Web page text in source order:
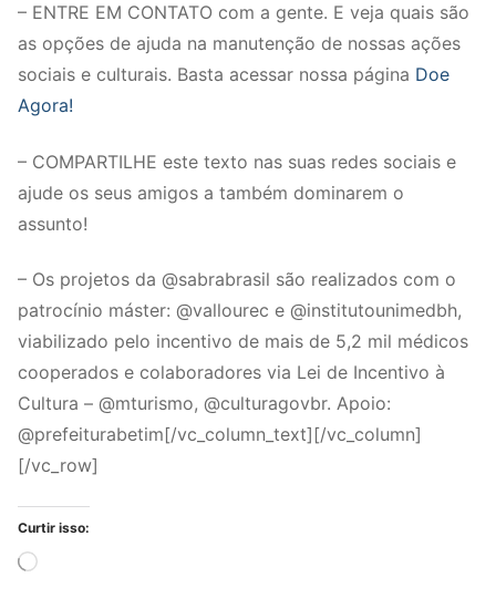
– ENTRE EM CONTATO com a gente. E veja quais são
as opções de ajuda na manutenção de nossas ações
sociais e culturais. Basta acessar nossa página Doe
Agora!
– COMPARTILHE este texto nas suas redes sociais e
ajude os seus amigos a também dominarem o
assunto!
– Os projetos da @sabrabrasil são realizados com o
patrocínio máster: @vallourec e @institutounimedbh,
viabilizado pelo incentivo de mais de 5,2 mil médicos
cooperados e colaboradores via Lei de Incentivo à
Cultura – @mturismo, @culturagovbr. Apoio:
@prefeiturabetim[/vc_column_text][/vc_column]
[/vc_row]
Curtir isso:
Carregando...